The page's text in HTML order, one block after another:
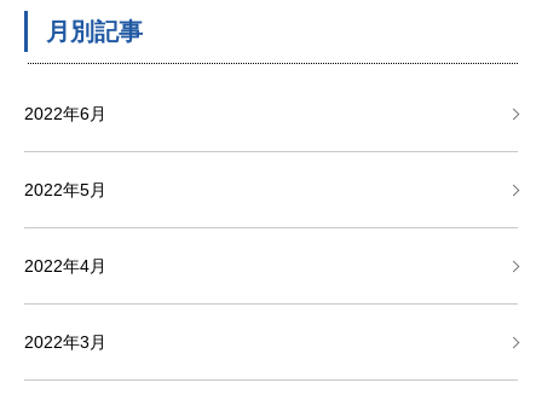
月別記事
2022年6月
2022年5月
2022年4月
2022年3月